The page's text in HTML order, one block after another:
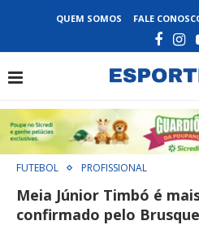
QUEM SOMOS FALE
FUTEBOL PROFISSIONAL
Meia Júnior Timbó é
confirmado pelo Brusque